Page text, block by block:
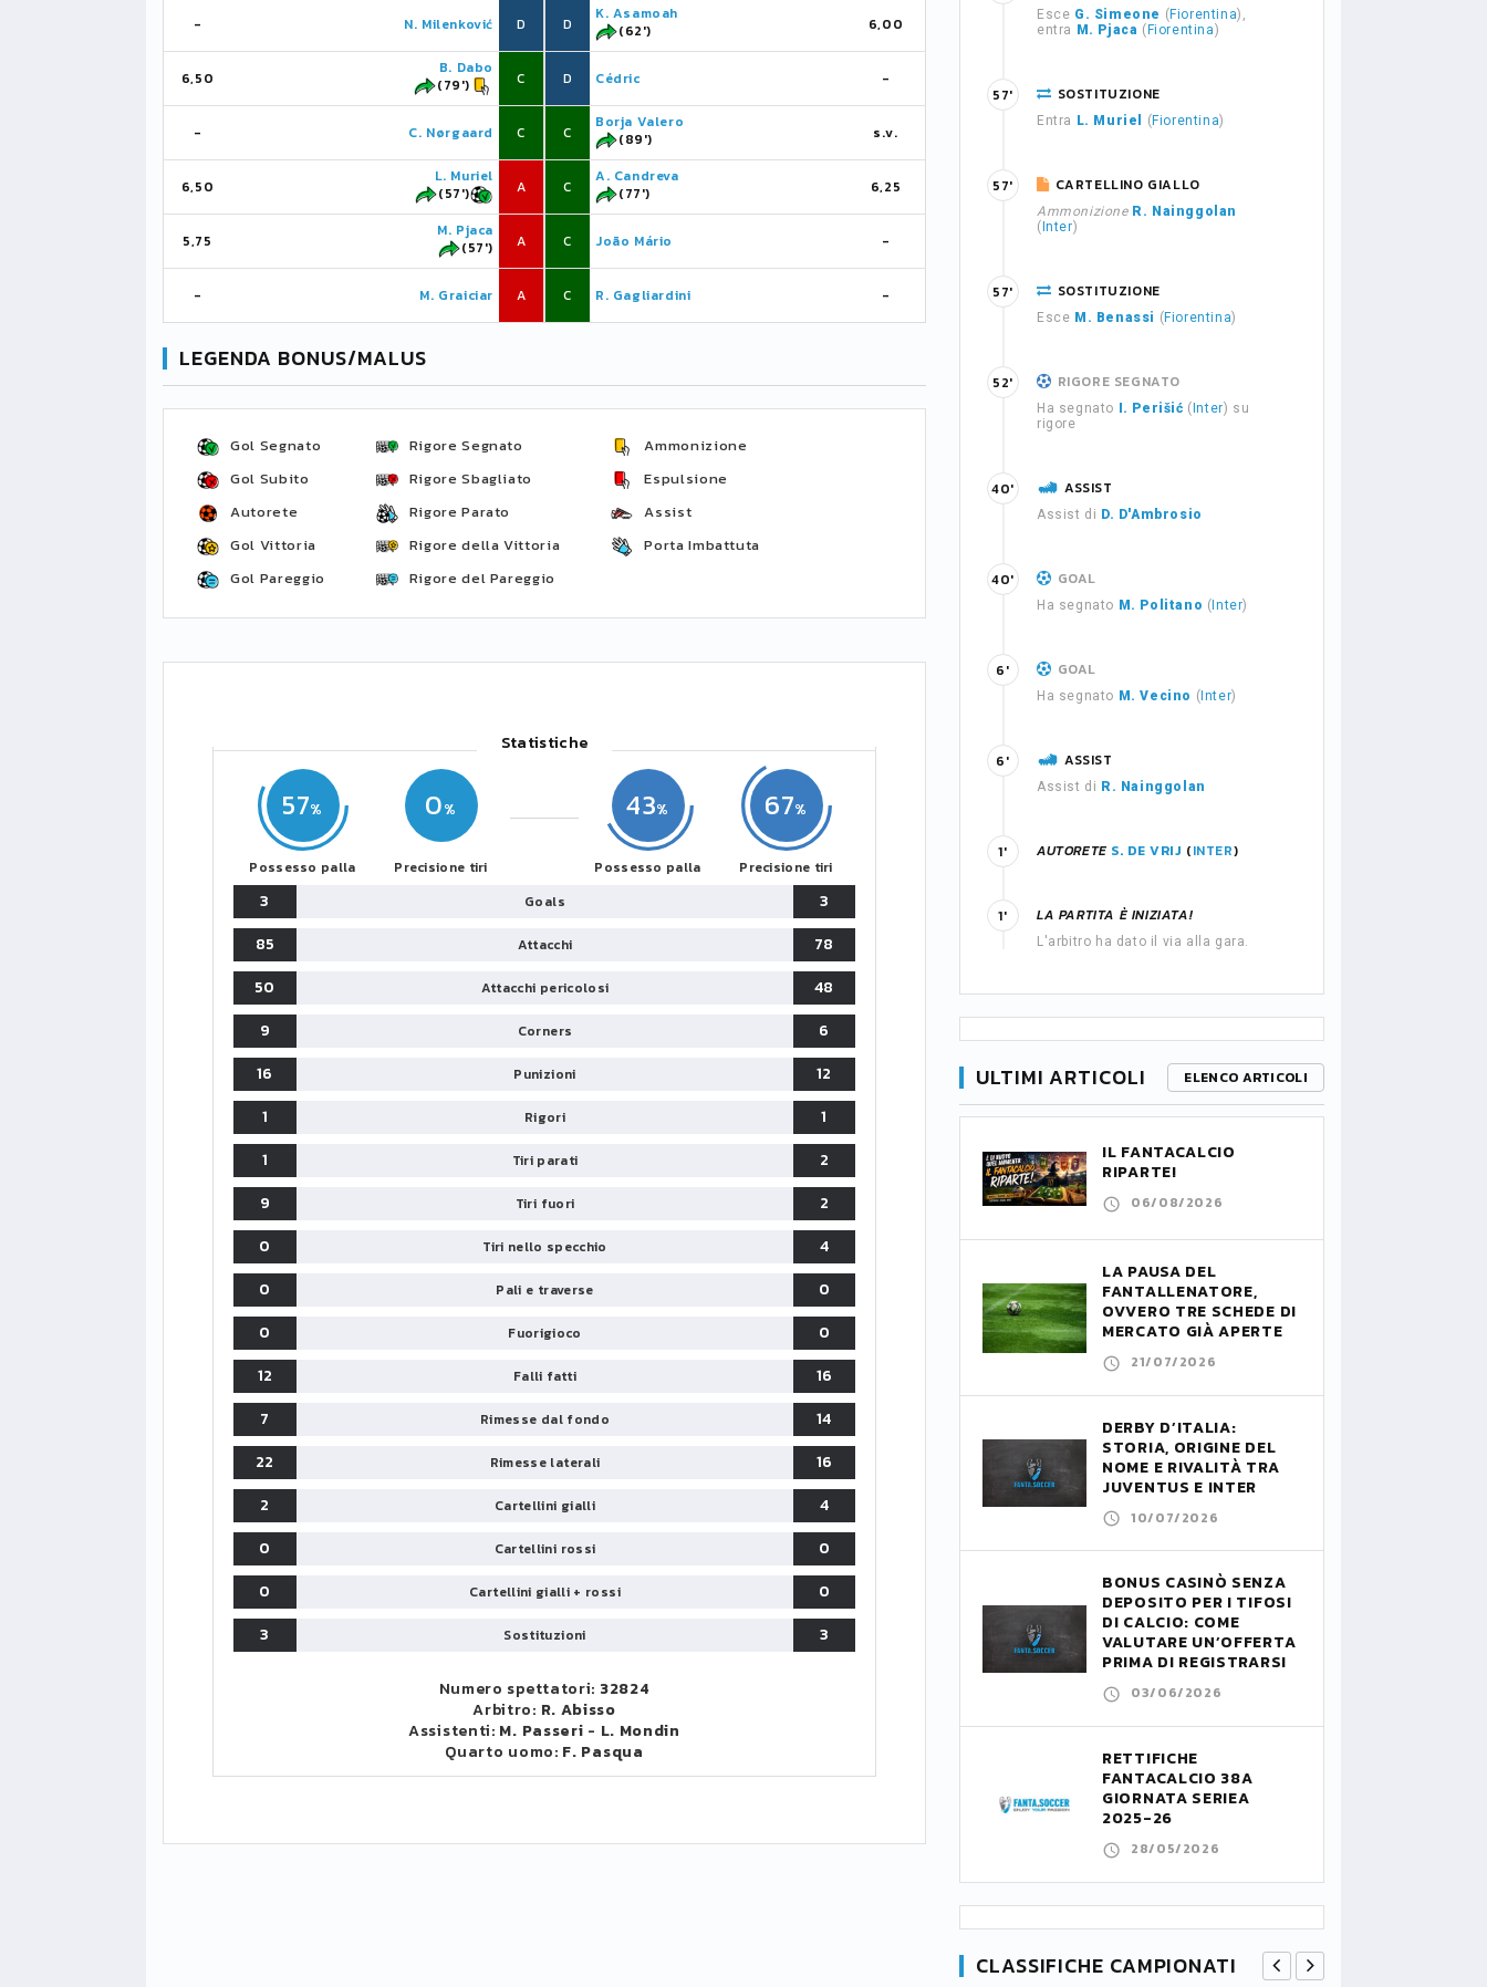
- N. Milenković D
6,50
B. Dabo
(79')
C
- C. Nørgaard C
6,50
L. Muriel
(57')
A
5,75
M. Pjaca
(57')
A
- M. Graiciar A
D
K. Asamoah
(62')
6,00
D Cédric -
C
Borja Valero
(89')
s.v.
C
A. Candreva
(77')
6,25
C João Mário -
C R. Gagliardini -
LEGENDA BONUS/MALUS
Gol Segnato
Gol Subito
Autorete
Gol Vittoria
Gol Pareggio
Rigore Segnato
Rigore Sbagliato
Rigore Parato
Rigore della Vittoria
Rigore del Pareggio
Ammonizione
Espulsione
Assist
Porta Imbattuta
Statistiche
57
Possesso palla
0
Precisione tiri
43
Possesso palla
67
Precisione tiri
3 Goals
3
85
Attacchi
78
50
Attacchi pericolosi
48
9
Corners
6
16
Punizioni
12
1
Rigori
1
1
Tiri parati
2
9
Tiri fuori
2
0
Tiri nello specchio
4
0
Pali e traverse
0
0
Fuorigioco
0
12
Falli fatti
16
7
Rimesse dal fondo
14
22
Rimesse laterali
16
2
Cartellini gialli
4
0
Cartellini rossi
0
0
Cartellini gialli + rossi
0
3
Sostituzioni 3
Numero spettatori: 32824
Arbitro: R. Abisso
Assistenti: M. Passeri - L. Mondin
Quarto uomo: F. Pasqua
Esce G. Simeone ( Fiorentina),
entra
M. Pjaca ( Fiorentina)
SOSTITUZIONE
Entra L. Muriel ( Fiorentina)
57'
CARTELLINO GIALLO
Ammonizione R. Nainggolan
( Inter)
57'
SOSTITUZIONE
Esce M. Benassi ( Fiorentina)
57'
RIGORE SEGNATO
Ha segnato I. Perišić ( Inter) su
rigore
52'
ASSIST
Assist di D. D'Ambrosio
40'
GOAL
Ha segnato M. Politano ( Inter)
40'
GOAL
Ha segnato M. Vecino ( Inter)
6'
ASSIST
Assist di R. Nainggolan
6'
AUTORETE S. DE VRIJ (INTER)
1'
LA PARTITA È INIZIATA!
L'arbitro ha dato il via alla gara.
1'
ULTIMI ARTICOLI ELENCO ARTICOLI
IL FANTACALCIO
RIPARTE!
06/08/2026
LA PAUSA DEL
FANTALLENATORE,
OVVERO TRE SCHEDE DI
MERCATO GIÀ APERTE
21/07/2026
DERBY D’ITALIA:
STORIA, ORIGINE DEL
NOME E RIVALITÀ TRA
JUVENTUS E INTER
10/07/2026
BONUS CASINÒ SENZA
DEPOSITO PER I TIFOSI
DI CALCIO: COME
VALUTARE UN’OFFERTA
PRIMA DI REGISTRARSI
03/06/2026
RETTIFICHE
FANTACALCIO 38A
GIORNATA SERIEA
2025-26
28/05/2026
CLASSIFICHE CAMPIONATI